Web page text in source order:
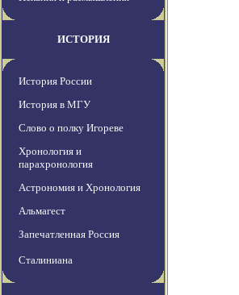
ИСТОРИЯ
История России
История в МГУ
Слово о полку Игореве
Хронология и
парахронология
Астрономия и Хронология
Альмагест
Запечатленная Россия
Сталиниана